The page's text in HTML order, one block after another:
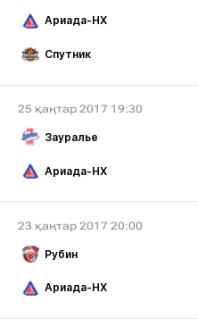
Ариада-НХ
Спутник
25 қаңтар 2017 19:30
Зауралье
Ариада-НХ
23 қаңтар 2017 20:00
Рубин
Ариада-НХ